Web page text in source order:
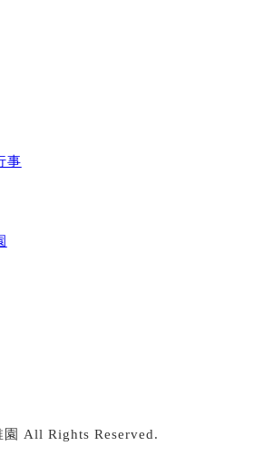
事
All Rights Reserved.